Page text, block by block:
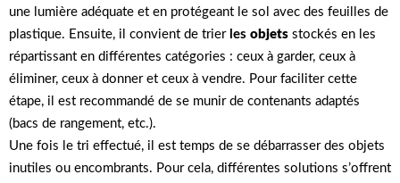
une lumière adéquate et en protégeant le sol avec des feuilles de
plastique. Ensuite, il convient de trier les objets stockés en les
répartissant en différentes catégories : ceux à garder, ceux à
éliminer, ceux à donner et ceux à vendre. Pour faciliter cette
étape, il est recommandé de se munir de contenants adaptés
(bacs de rangement, etc.).
Une fois le tri effectué, il est temps de se débarrasser des objets
inutiles ou encombrants. Pour cela, différentes solutions s’offrent